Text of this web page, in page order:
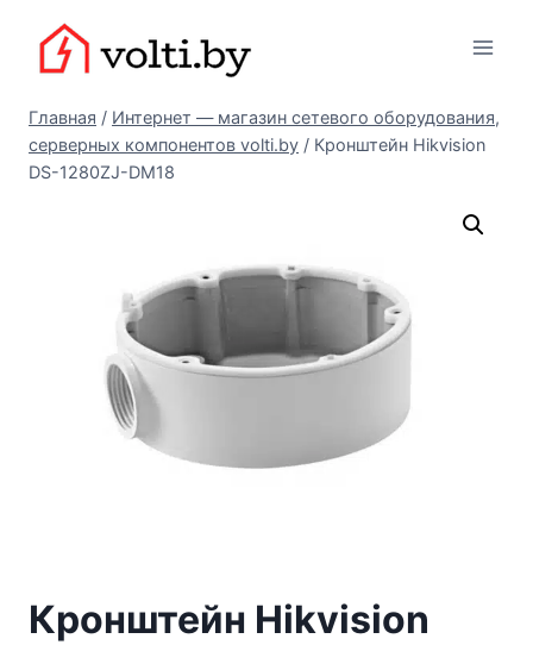
содержимому
Главная / Интернет — магазин сетевого оборудования,
серверных компонентов volti.by / Кронштейн Hikvision
DS-1280ZJ-DM18
Кронштейн Hikvision